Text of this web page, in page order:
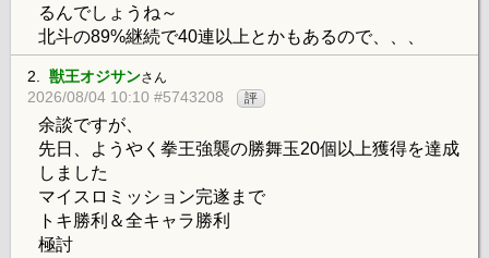
るんでしょうね～
北斗の89%継続で40連以上とかもあるので、、、
2. 獣王オジサンさん
2026/08/04 10:10 #5743208 評
余談ですが、
先日、ようやく拳王強襲の勝舞玉20個以上獲得を達成
しました
マイスロミッション完遂まで
トキ勝利＆全キャラ勝利
極討